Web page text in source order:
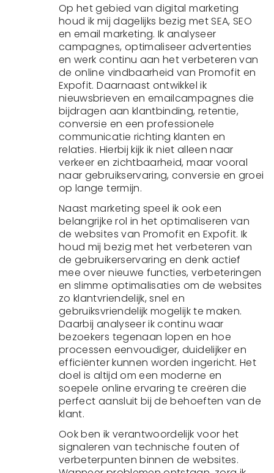
Op het gebied van digital marketing
houd ik mij dagelijks bezig met SEA, SEO
en email marketing. Ik analyseer
campagnes, optimaliseer advertenties
en werk continu aan het verbeteren van
de online vindbaarheid van Promofit en
Expofit. Daarnaast ontwikkel ik
nieuwsbrieven en emailcampagnes die
bijdragen aan klantbinding, retentie,
conversie en een professionele
communicatie richting klanten en
relaties. Hierbij kijk ik niet alleen naar
verkeer en zichtbaarheid, maar vooral
naar gebruikservaring, conversie en groei
op lange termijn.
Naast marketing speel ik ook een
belangrijke rol in het optimaliseren van
de websites van Promofit en Expofit. Ik
houd mij bezig met het verbeteren van
de gebruikerservaring en denk actief
mee over nieuwe functies, verbeteringen
en slimme optimalisaties om de websites
zo klantvriendelijk, snel en
gebruiksvriendelijk mogelijk te maken.
Daarbij analyseer ik continu waar
bezoekers tegenaan lopen en hoe
processen eenvoudiger, duidelijker en
efficiënter kunnen worden ingericht. Het
doel is altijd om een moderne en
soepele online ervaring te creëren die
perfect aansluit bij de behoeften van de
klant.
Ook ben ik verantwoordelijk voor het
signaleren van technische fouten of
verbeterpunten binnen de websites.